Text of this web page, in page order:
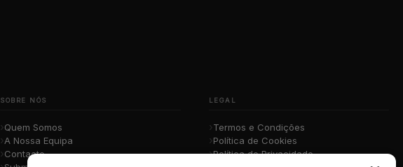
SOBRE NÓS
Quem Somos
A Nossa Equipa
Contacto
LEGAL
Termos e Condições
Política de Cookies
Política de Privacidade